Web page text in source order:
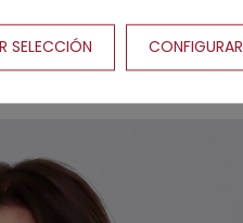
CONFIGURAR
SELECCIÓN